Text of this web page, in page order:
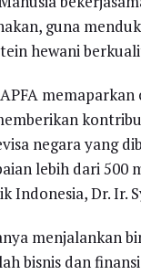
guna
hewani
negara yang
lebih dari
Indonesia, Dr. Ir.
menjalankan
bisnis dan